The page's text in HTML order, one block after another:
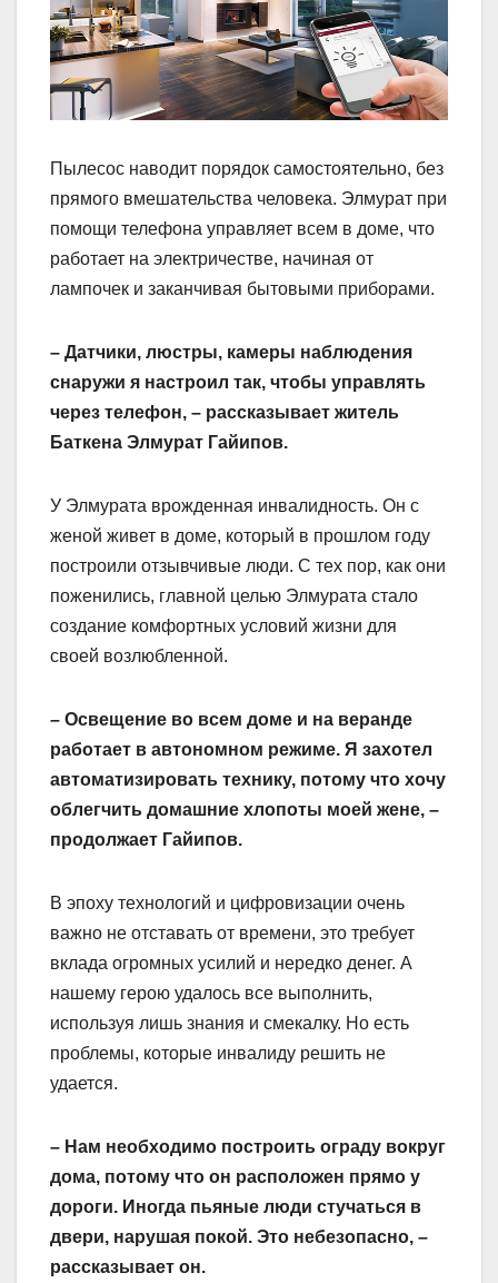
Пылесос наводит порядок самостоятельно, без
прямого вмешательства человека. Элмурат при
помощи телефона управляет всем в доме, что
работает на электричестве, начиная от
лампочек и заканчивая бытовыми приборами.
– Датчики, люстры, камеры наблюдения
снаружи я настроил так, чтобы управлять
через телефон, – рассказывает житель
Баткена Элмурат Гайипов.
У Элмурата врожденная инвалидность. Он с
женой живет в доме, который в прошлом году
построили отзывчивые люди. С тех пор, как они
поженились, главной целью Элмурата стало
создание комфортных условий жизни для
своей возлюбленной.
– Освещение во всем доме и на веранде
работает в автономном режиме. Я захотел
автоматизировать технику, потому что хочу
облегчить домашние хлопоты моей жене, –
продолжает Гайипов.
В эпоху технологий и цифровизации очень
важно не отставать от времени, это требует
вклада огромных усилий и нередко денег. А
нашему герою удалось все выполнить,
используя лишь знания и смекалку. Но есть
проблемы, которые инвалиду решить не
удается.
– Нам необходимо построить ограду вокруг
дома, потому что он расположен прямо у
дороги. Иногда пьяные люди стучаться в
двери, нарушая покой. Это небезопасно, –
рассказывает он.